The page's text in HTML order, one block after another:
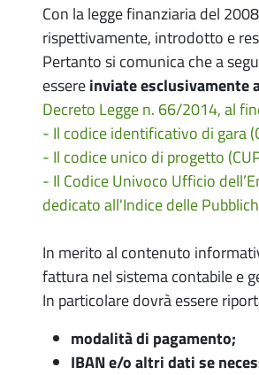
Con la legge finanziaria del
rispettivamente, introdotto e
Pertanto si comunica che a
essereinviate esclusivamente
Decreto Legge n. 66/2014, al
- Il codice identificativo di gara
- Il codice unico di progetto
- Il Codice Univoco Ufficio
dedicato all'Indice delle
In merito al contenuto
fattura nel sistema contabile e
In particolare dovrà essere
modalità di pagamento;
IBAN e/o altri dati se